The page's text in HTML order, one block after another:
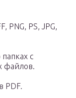
PNG, PS, JPG,
с
файлов.
PDF.